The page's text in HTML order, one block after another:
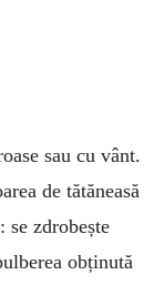
sau cu vânt.
de tătăneasă
zdrobește
obținută